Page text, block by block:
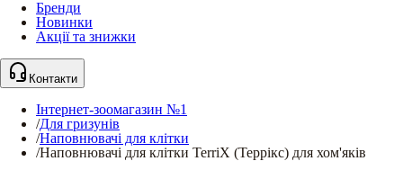
Бренди
Новинки
Акції та знижки
Контакти
Інтернет-зоомагазин №1
/Для гризунів
/Наповнювачі для клітки
/Наповнювачі для клітки TerriX (Террікс) для хом'яків